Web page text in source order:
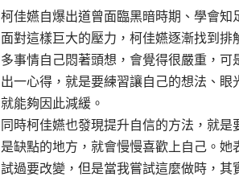
柯佳嬿自爆出道曾面臨黑暗時期、學會
面對這樣巨大的壓力，柯佳嬿逐漸找到
多事情自己悶著頭想，會覺得很嚴重，
出一心得，就是要練習讓自己的想法、
就能夠因此減緩。
同時柯佳嬿也發現提升自信的方法，就
是缺點的地方，就會慢慢喜歡上自己。
試過要改變，但是當我嘗試這麼做時，